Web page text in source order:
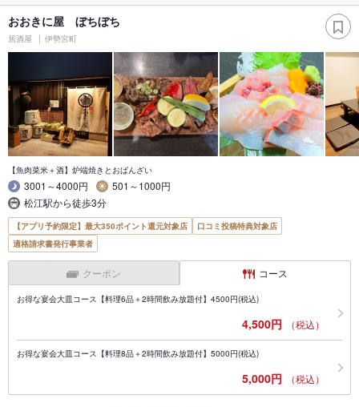
おおきに屋 ぼちぼち
居酒屋 伊勢宮町
【魚肉菜米＋酒】炉端焼きとおばんざい
3001～4000円
501～1000円
松江駅から徒歩3分
【アプリ予約限定】最大350ポイント還元対象店
口コミ投稿特典対象店
適格請求書発行事業者
クーポン コース
お得な宴会大皿コース【料理6品＋2時間飲み放題付】4500円(税込)
4,500円 （税込）
お得な宴会大皿コース【料理8品＋2時間飲み放題付】5000円(税込)
5,000円 （税込）